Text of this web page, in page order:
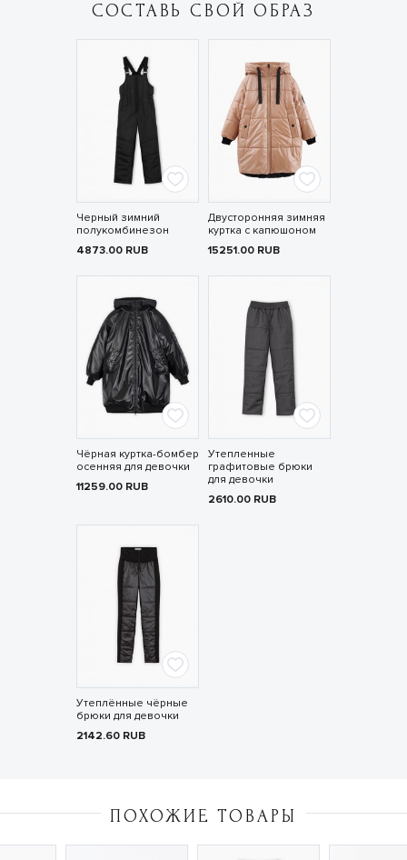
СОСТАВЬ СВОЙ ОБРАЗ
Черный зимний
полукомбинезон
4873.00 RUB
Двусторонняя зимняя
куртка с капюшоном
15251.00 RUB
Чёрная куртка-бомбер
осенняя для девочки
11259.00 RUB
Утепленные
графитовые брюки
для девочки
2610.00 RUB
Утеплённые чёрные
брюки для девочки
2142.60 RUB
ПОХОЖИЕ ТОВАРЫ